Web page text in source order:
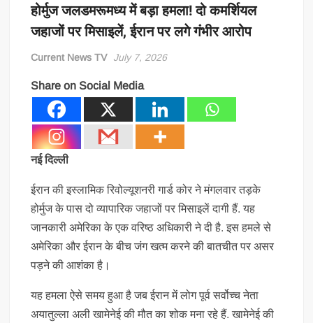
होर्मुज जलडमरूमध्य में बड़ा हमला! दो कमर्शियल
जहाजों पर मिसाइलें, ईरान पर लगे गंभीर आरोप
Current News TV July 7, 2026
Share on Social Media
नई दिल्ली
ईरान की इस्लामिक रिवोल्यूशनरी गार्ड कोर ने मंगलवार तड़के
होर्मुज के पास दो व्यापारिक जहाजों पर मिसाइलें दागी हैं. यह
जानकारी अमेरिका के एक वरिष्ठ अधिकारी ने दी है. इस हमले से
अमेरिका और ईरान के बीच जंग खत्म करने की बातचीत पर असर
पड़ने की आशंका है।
यह हमला ऐसे समय हुआ है जब ईरान में लोग पूर्व सर्वोच्च नेता
अयातुल्ला अली खामेनेई की मौत का शोक मना रहे हैं. खामेनेई की